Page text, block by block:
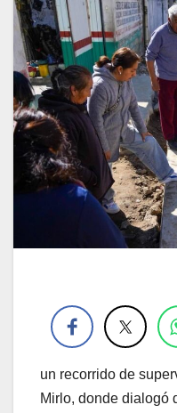
un recorrido de
Mirlo, donde dialogó